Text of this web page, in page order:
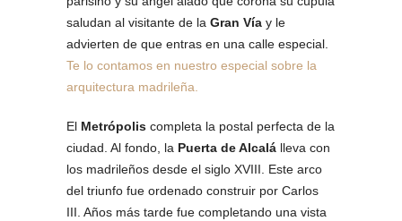
saludan al visitante de la Gran Vía y le
advierten de que entras en una calle especial.
Te lo contamos en nuestro especial sobre la
arquitectura madrileña.
El Metrópolis completa la postal perfecta de la
ciudad. Al fondo, la Puerta de Alcalá lleva con
los madrileños desde el siglo XVIII. Este arco
del triunfo fue ordenado construir por Carlos
III. Años más tarde fue completando una vista